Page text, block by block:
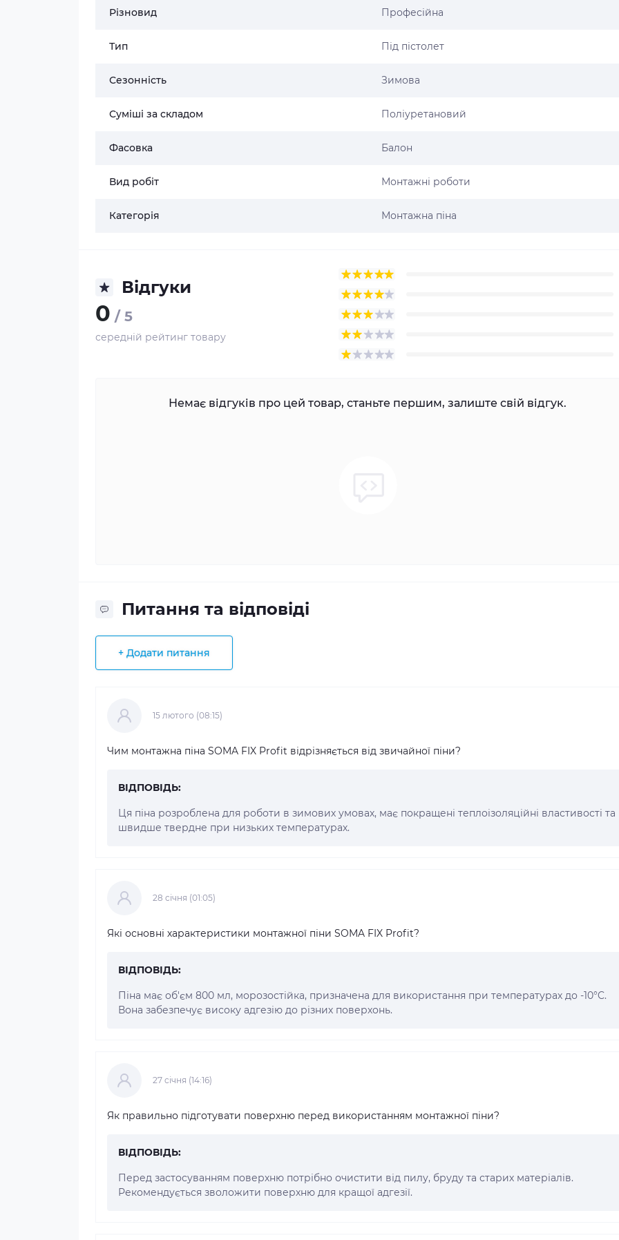
Різновид Професійна
Тип Під пістолет
Сезонність Зимова
Суміші за складом Поліуретановий
Фасовка Балон
Вид робіт Монтажні роботи
Категорія Монтажна піна
Відгуки
0 / 5
середній рейтинг товару
Немає відгуків про цей товар, станьте першим, залиште свій відгук.
Питання та відповіді
+ Додати питання
15 лютого (08:15)
Чим монтажна піна SOMA FIX Profit відрізняється від звичайної піни?
ВІДПОВІДЬ:
Ця піна розроблена для роботи в зимових умовах, має покращені теплоізоляційні властивості та
швидше твердне при низьких температурах.
28 cічня (01:05)
Які основні характеристики монтажної піни SOMA FIX Profit?
ВІДПОВІДЬ:
Піна має об'єм 800 мл, морозостійка, призначена для використання при температурах до -10°C.
Вона забезпечує високу адгезію до різних поверхонь.
27 cічня (14:16)
Як правильно підготувати поверхню перед використанням монтажної піни?
ВІДПОВІДЬ:
Перед застосуванням поверхню потрібно очистити від пилу, бруду та старих матеріалів.
Рекомендується зволожити поверхню для кращої адгезії.